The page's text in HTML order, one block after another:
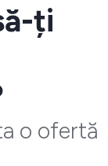
ți
o ofertă